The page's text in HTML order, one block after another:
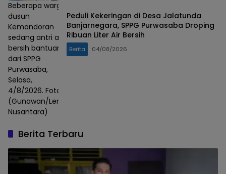
Beberapa warga
dusun
Kemandoran
sedang antri air
bersih bantuan
dari SPPG
Purwasaba,
Selasa,
4/8/2026. Foto :
(Gunawan/Lensa
Nusantara)
Peduli Kekeringan di Desa Jalatunda
Banjarnegara, SPPG Purwasaba Droping
Ribuan Liter Air Bersih
Berita 04/08/2026
Berita Terbaru